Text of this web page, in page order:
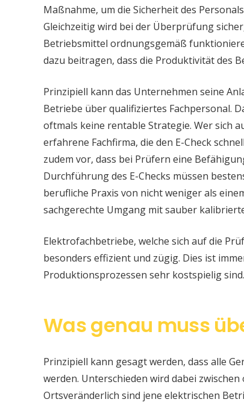
Maßnahme, um die Sicherheit des
Gleichzeitig wird bei der Überprüfung
Betriebsmittel ordnungsgemäß
dazu beitragen, dass die Produktivität des
Prinzipiell kann das Unternehmen seine
Betriebe über qualifiziertes Fachpersonal.
oftmals keine rentable Strategie. Wer sich
erfahrene Fachfirma, die den E-Check
zudem vor, dass bei Prüfern eine
Durchführung des E-Checks müssen
berufliche Praxis von nicht weniger als
sachgerechte Umgang mit sauber
Elektrofachbetriebe, welche sich auf die
besonders effizient und zügig. Dies ist
Produktionsprozessen sehr kostspielig sind.
Was genau muss
Prinzipiell kann gesagt werden, dass alle
werden. Unterschieden wird dabei
Ortsveränderlich sind jene elektrischen